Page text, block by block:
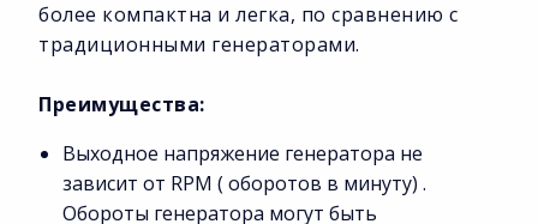
более компактна и легка, по сравнению с
традиционными генераторами.
Преимущества:
Выходное напряжение генератора не
зависит от RPM ( оборотов в минуту) .
Обороты генератора могут быть